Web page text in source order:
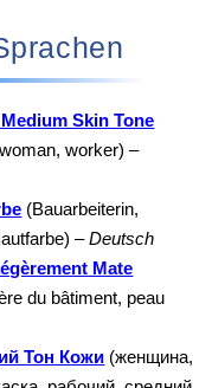
Sprachen
Skin Tone
worker) –
(Bauarbeiterin,
–Deutsch
Mate
du bâtiment, peau
Тон Кожи (женщина,